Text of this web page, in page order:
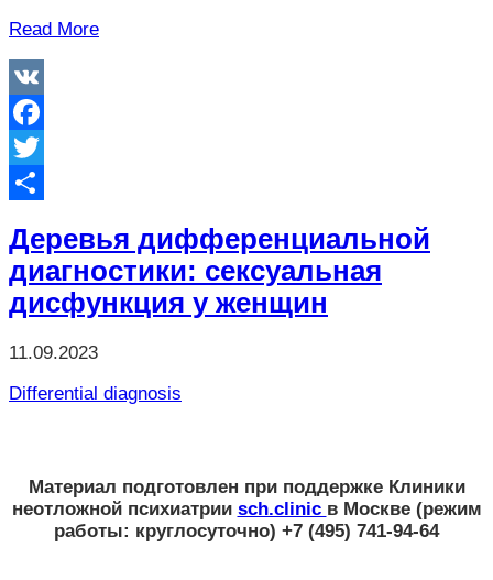
Read More
VK
Facebook
Twitter
Деревья дифференциальной
диагностики: cексуальная
дисфункция у женщин
11.09.2023
Differential diagnosis
Материал подготовлен при поддержке Клиники
неотложной психиатрии sch.clinic в Москве(режим
работы: круглосуточно) +7 (495) 741-94-64